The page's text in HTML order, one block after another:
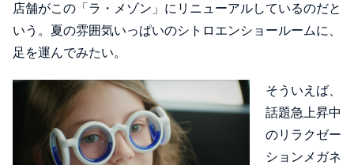
店舗がこの「ラ・メゾン」にリニューアルしているのだと
いう。夏の雰囲気いっぱいのシトロエンショールームに、
足を運んでみたい。
そういえば、
話題急上昇中
のリラクゼー
ションメガネ